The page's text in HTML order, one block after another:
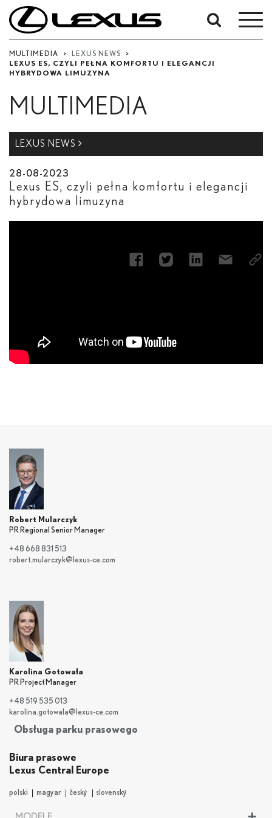
MULTIMEDIA > LEXUS NEWS
>
LEXUS ES, CZYLI PEŁNA KOMFORTU I ELEGANCJI
HYBRYDOWA LIMUZYNA
MULTIMEDIA
LEXUS NEWS
28-08-2023
Lexus ES, czyli pełna komfortu i elegancji
hybrydowa limuzyna
Robert Mularczyk
PR Regional Senior Manager
+48 668 831 513
robert.mularczyk@lexus-ce.com
Karolina Gotowała
PR Project Manager
+48 519 535 013
karolina.gotowala@lexus-ce.com
Obsługa parku prasowego
Biura prasowe
Lexus Central Europe
polski magyar český slovenský
W
okresie
Od
-
Data rozpoczęcia
Zakończ
Szukaj